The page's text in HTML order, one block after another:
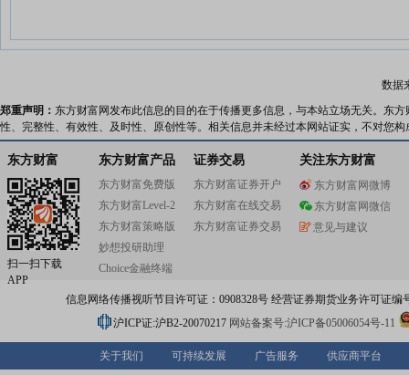
数据
郑重声明： 东方财富网发布此信息的目的在于传播更多信息，与本站立场无关。东
性、完整性、有效性、及时性、原创性等。相关信息并未经过本网站证实，不对您
东方财富
扫一扫下载
APP
东方财富产品
东方财富免费版
东方财富Level-2
东方财富策略版
妙想投研助理
Choice金融终端
证券交易
东方财富证券开户
东方财富在线交易
东方财富证券交易
关注东方财富
东方财富网微博
东方财富网微信
意见与建议
信息网络传播视听节目许可证：0908328号 经营证券期货业务许可证编
沪ICP证:沪B2-20070217 网站备案号:沪ICP备05006054号-11
关于我们 可持续发展 广告服务 供应商平台